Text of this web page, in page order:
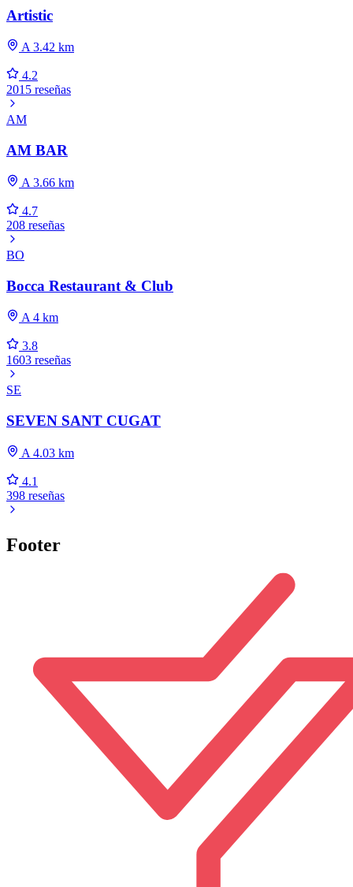
Artistic
A 3.42 km
4.2
2015 reseñas
AM
AM BAR
A 3.66 km
4.7
208 reseñas
BO
Bocca Restaurant & Club
A 4 km
3.8
1603 reseñas
SE
SEVEN SANT CUGAT
A 4.03 km
4.1
398 reseñas
Footer